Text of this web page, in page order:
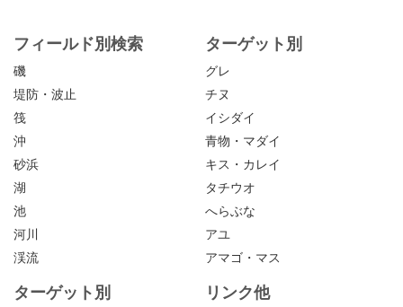
フィールド別検索
磯
堤防・波止
筏
沖
砂浜
湖
池
河川
渓流
ターゲット別
グレ
チヌ
イシダイ
青物・マダイ
キス・カレイ
タチウオ
へらぶな
アユ
アマゴ・マス
ターゲット別 リンク他